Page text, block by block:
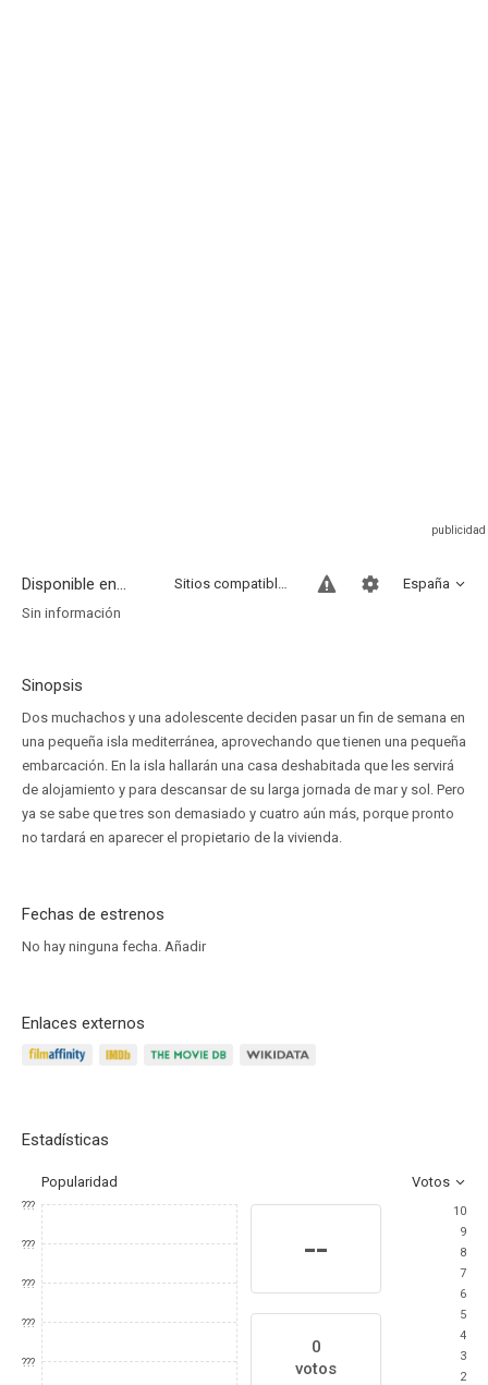
Disponible en... España
Sitios compatibles
Sin información
Sinopsis
Dos muchachos y una adolescente deciden pasar un fin de semana en
una pequeña isla mediterránea, aprovechando que tienen una pequeña
embarcación. En la isla hallarán una casa deshabitada que les servirá
de alojamiento y para descansar de su larga jornada de mar y sol. Pero
ya se sabe que tres son demasiado y cuatro aún más, porque pronto
no tardará en aparecer el propietario de la vivienda.
Fechas de estrenos
No hay ninguna fecha. Añadir
Enlaces externos
Estadísticas
Popularidad Votos
???
???
???
???
???
--
0
votos
10
9
8
7
6
5
4
3
2